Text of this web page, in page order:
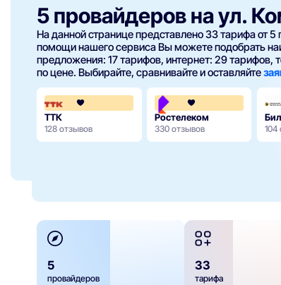
5 провайдеров на ул.
На данной странице представлено 33 тарифа от
помощи нашего сервиса Вы можете подобрать
предложения: 17 тарифов, интернет: 29 тарифов,
по цене. Выбирайте, сравнивайте и оставляйте
4.2
ТТК
128 отзывов
Ростелеком
330 отзывов 104
5
провайдеров
33
тарифа